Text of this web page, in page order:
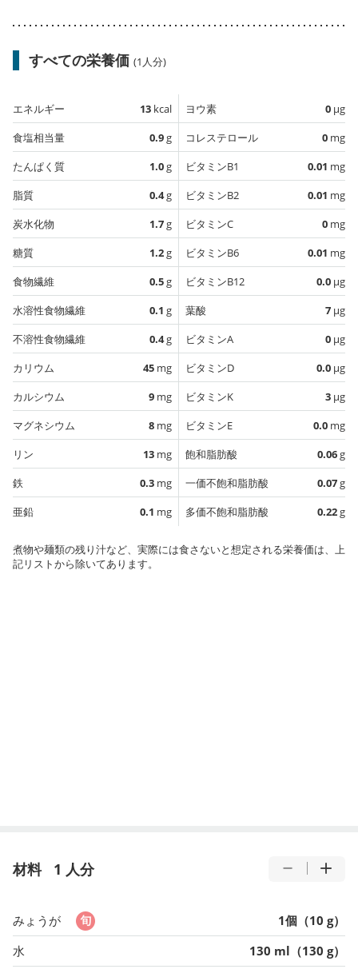
すべての栄養価 (1人分)
エネルギー 13 kcal
食塩相当量
0.9g
たんぱく質
1.0g
脂質
0.4g
炭水化物
1.7g
糖質
1.2g
食物繊維
0.5g
水溶性食物繊維
0.1 g
不溶性食物繊維
0.4g
カリウム
45 mg
カルシウム
9 mg
マグネシウム
8 mg
リン
13 mg
鉄
0.3 mg
亜鉛
0.1 mg
ヨウ素 0 µg
コレステロール
0 mg
ビタミンB1
0.01 mg
ビタミンB2
0.01 mg
ビタミンC
0 mg
ビタミンB6
0.01 mg
ビタミンB12
0.0 µg
葉酸
7 µg
ビタミンA
0 µg
ビタミンD
0.0 µg
ビタミンK
3 µg
ビタミンE
0.0 mg
飽和脂肪酸
0.06g
一価不飽和脂肪酸
0.07g
多価不飽和脂肪酸
0.22g
煮物や麺類の残り汁など、実際には食さないと想定される栄養価は、上
記リストから除いてあります。
材料 1 人分
みょうが
1個（10 g）
水
130 ml（130 g）